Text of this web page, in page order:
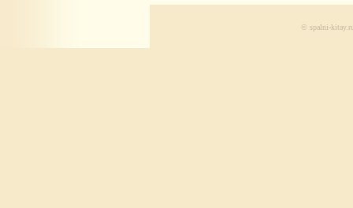
© spalni-